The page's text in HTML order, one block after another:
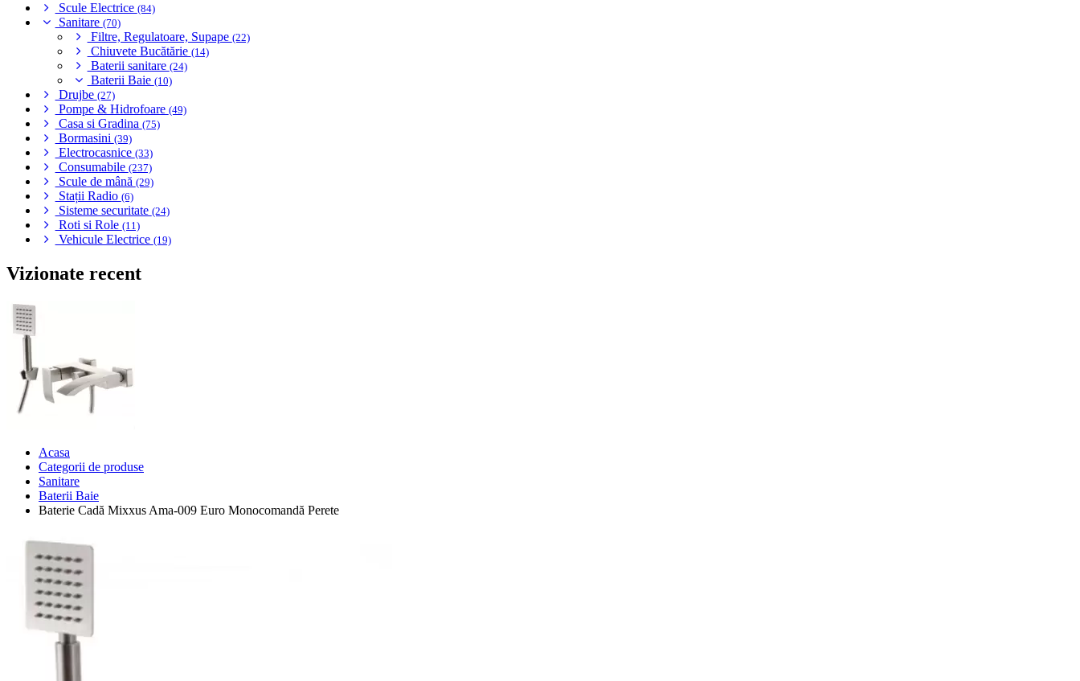
Scule Electrice (84)
Sanitare (70)
Filtre, Regulatoare, Supape (22)
Chiuvete Bucătărie (14)
Baterii sanitare (24)
Baterii Baie (10)
Drujbe (27)
Pompe & Hidrofoare (49)
Casa si Gradina (75)
Bormasini (39)
Electrocasnice (33)
Consumabile (237)
Scule de mână (29)
Stații Radio (6)
Sisteme securitate (24)
Roti si Role (11)
Vehicule Electrice (19)
Vizionate recent
Acasa
Categorii de produse
Sanitare
Baterii Baie
Baterie Cadă Mixxus Ama-009 Euro Monocomandă Perete